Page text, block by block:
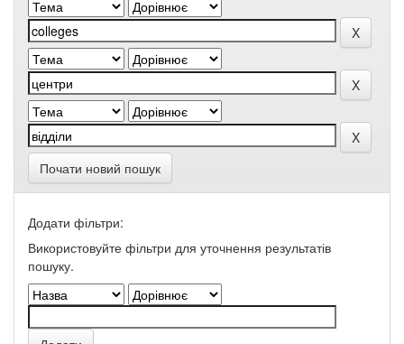
Почати новий пошук
Додати фільтри:
Використовуйте фільтри для уточнення результатів
пошуку.